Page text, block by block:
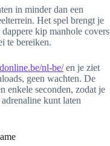
in minder dan een
Het spel brengt je
kip manhole covers
te bereiken.
nl-be/en je ziet
geen wachten. De
enkele seconden, zodat je
kunt laten